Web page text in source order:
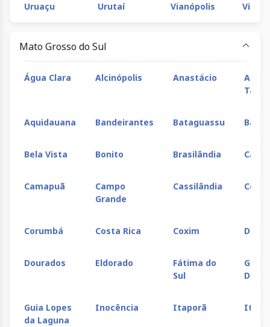
Uruaçu Urutaí Vianópolis
Mato Grosso do Sul
Água Clara Alcinópolis Anastácio
Aquidauana Bandeirantes Bataguassu
Bela Vista Bonito Brasilândia
Camapuã
Campo
Grande
Cassilândia
Corumbá Costa Rica Coxim
Dourados Eldorado
Fátima do
Sul
Gloria
Guia Lopes
da Laguna
Inocência Itaporã